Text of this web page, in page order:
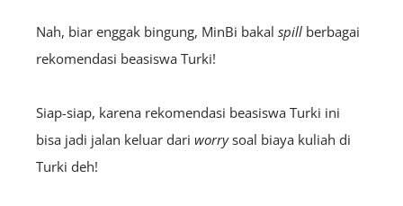
Nah, biar enggak bingung, MinBi bakal spill berbagai
rekomendasi beasiswa Turki!
Siap-siap, karena rekomendasi beasiswa Turki ini
bisa jadi jalan keluar dari worrysoal biaya kuliah di
Turki deh!